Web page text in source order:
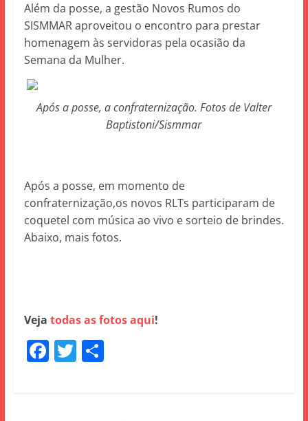
Além da posse, a gestão Novos Rumos do
SISMMAR aproveitou o encontro para prestar
homenagem às servidoras pela ocasião da
Semana da Mulher.
Após a posse, a confraternização. Fotos de Valter
Baptistoni/Sismmar
Após a posse, em momento de
confraternização,os novos RLTs participaram de
coquetel com música ao vivo e sorteio de brindes.
Abaixo, mais fotos.
Veja todas as fotos aqui!
F T S